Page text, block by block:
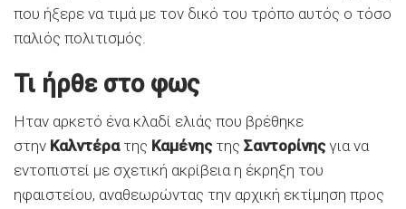
που ήξερε να τιμά με τον δικό του τρόπο αυτός ο τόσο
παλιός πολιτισμός.
Τι ήρθε στο φως
Ηταν αρκετό ένα κλαδί ελιάς που βρέθηκε
στην Καλντέρατης Καμένηςτης Σαντορίνηςγια να
εντοπιστεί με σχετική ακρίβεια η έκρηξη του
ηφαιστείου, αναθεωρώντας την αρχική εκτίμηση προς